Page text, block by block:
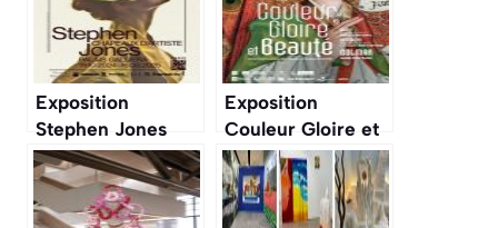
Exposition
Stephen Jones
Exposition
Couleur Gloire et
Beauté